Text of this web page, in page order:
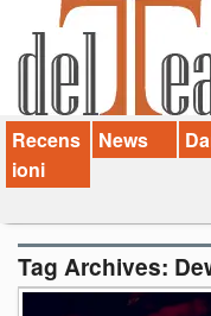
News
Palazzi consiglia
Video
Chi siamo
Contatti
Recens
ioni
News
Tag Archives: